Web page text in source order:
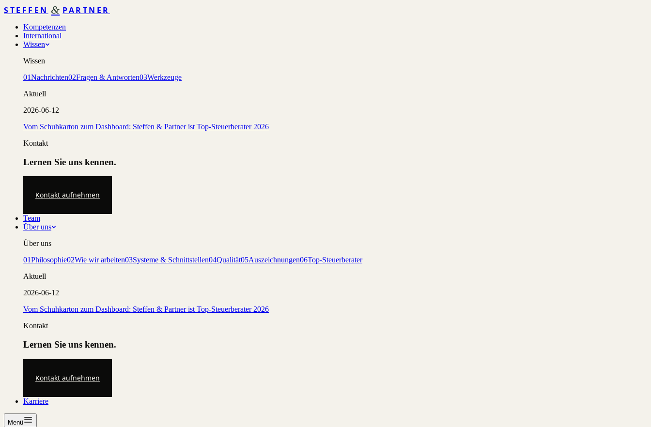
STEFFEN & PARTNER
Kompetenzen
International
Wissen
Wissen
01Nachrichten02Fragen & Antworten03Werkzeuge
Aktuell
2026-06-12
Vom Schuhkarton zum Dashboard: Steffen & Partner ist Top-Steuerberater 2026
Kontakt
Lernen Sie uns kennen.
Kontakt aufnehmen
Team
Über uns
Über uns
01Philosophie02Wie wir arbeiten03Systeme & Schnittstellen04Qualität05Auszeichnungen06Top-Steuerberater
Aktuell
2026-06-12
Vom Schuhkarton zum Dashboard: Steffen & Partner ist Top-Steuerberater 2026
Kontakt
Lernen Sie uns kennen.
Kontakt aufnehmen
Karriere
Menü